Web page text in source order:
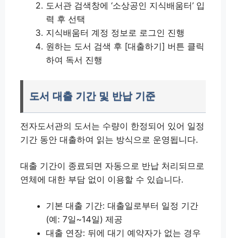
도서관 검색창에 ‘소상공인 지식배움터’ 입
력 후 선택
지식배움터 계정 정보로 로그인 진행
원하는 도서 검색 후 [대출하기] 버튼 클릭
하여 독서 진행
도서 대출 기간 및 반납 기준
전자도서관의 도서는 수량이 한정되어 있어 일정
기간 동안 대출하여 읽는 방식으로 운영됩니다.
대출 기간이 종료되면 자동으로 반납 처리되므로
연체에 대한 부담 없이 이용할 수 있습니다.
기본 대출 기간: 대출일로부터 일정 기간
(예: 7일~14일) 제공
대출 연장: 뒤에 대기 예약자가 없는 경우